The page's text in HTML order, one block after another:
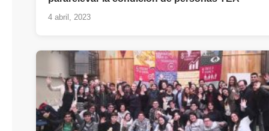
4 abril, 2023